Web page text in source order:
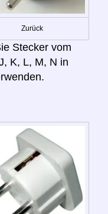
Zurück
Stecker vom
K, L, M, N in